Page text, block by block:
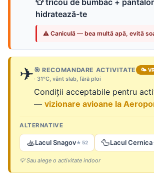
👕 tricou de bumbac +
hidratează-te
⚠ Caniculă — bea multă apă, evită
✈🎯 RECOMANDARE ACTIVITATE 🌤
· 31°C, vânt slab, fără ploi
Condiții acceptabile pentru
— vizionare avioane la
ALTERNATIVE
🚣Lacul Snagov★ 52 🦆Lacul Cernica
💡 Sau alege o activitate indoor